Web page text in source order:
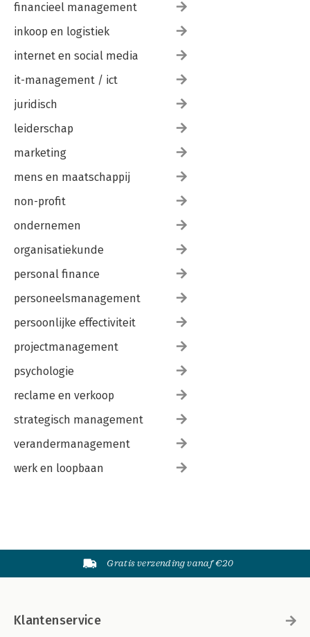
financieel management
inkoop en logistiek
internet en social media
it-management / ict
juridisch
leiderschap
marketing
mens en maatschappij
non-profit
ondernemen
organisatiekunde
personal finance
personeelsmanagement
persoonlijke effectiviteit
projectmanagement
psychologie
reclame en verkoop
strategisch management
verandermanagement
werk en loopbaan
Gratis verzending vanaf €20
Klantenservice